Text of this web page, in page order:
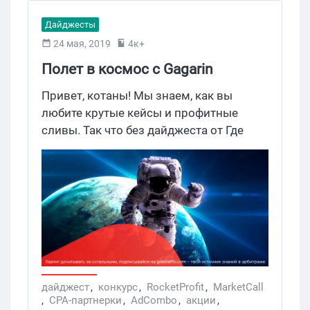
Дайджесты
24 мая, 2019 4к+
Полет в космос с Gagarin
Partners, турнир для вебов от
Marketcall и бонус от Где
Трафика
Привет, котаны! Мы знаем, как вы
любите крутые кейсы и профитные
сливы. Так что без дайджеста от Где
Трафика просто не обойтись. Сегодня
мы собрали новости от Marketcall,
Gagarin Partners, AdCombo, RocketProfit
и PropellerAds.
дайджест, конкурс, RocketProfit, MarketCall
, CPA-партнерки, AdCombo, акции,